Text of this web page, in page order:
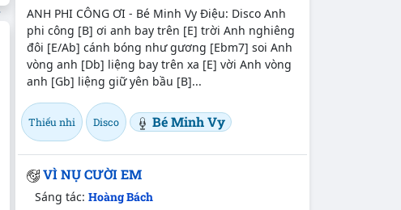
ANH PHI CÔNG ƠI - Bé Minh Vy Điệu: Disco Anh
phi công [B] ơi anh bay trên [E] trời Anh nghiêng
đôi [E/Ab] cánh bóng như gương [Ebm7] soi Anh
vòng anh [Db] liệng bay trên xa [E] vời Anh vòng
anh [Gb] liệng giữ yên bầu [B]...
Thiếu nhi Disco Bé Minh Vy
VÌ NỤ CƯỜI EM
Sáng tác:Hoàng Bách